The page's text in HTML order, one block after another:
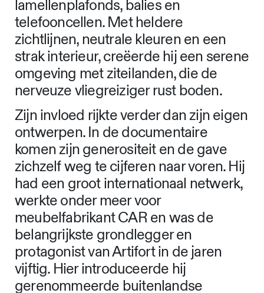
lamellenplafonds, balies en
telefooncellen. Met heldere
zichtlijnen, neutrale kleuren en een
strak interieur, creëerde hij een serene
omgeving met ziteilanden, die de
nerveuze vliegreiziger rust boden.
Zijn invloed rijkte verder dan zijn eigen
ontwerpen. In de documentaire
komen zijn generositeit en de gave
zichzelf weg te cijferen naar voren. Hij
had een groot internationaal netwerk,
werkte onder meer voor
meubelfabrikant CAR en was de
belangrijkste grondlegger en
protagonist van Artifort in de jaren
vijftig. Hier introduceerde hij
gerenommeerde buitenlandse